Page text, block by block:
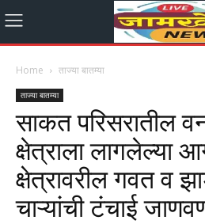
Home ताज्या बातम्या
ताज्या बातम्या
साकत परिसरातील
क्षेत्राला लागलेल्या
क्षेत्रावरील गवत व
चाऱ्यांची टंचाई